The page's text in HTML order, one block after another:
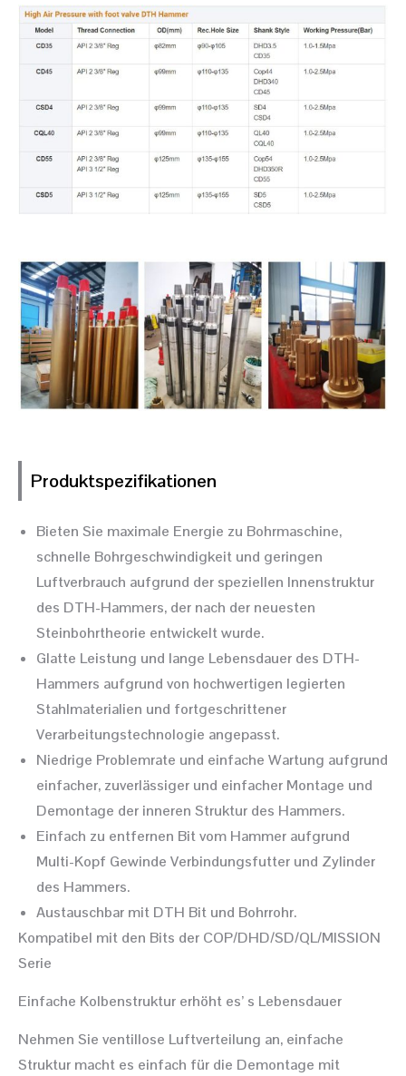
Produktspezifikationen
Bieten Sie maximale Energie zu Bohrmaschine,
schnelle Bohrgeschwindigkeit und geringen
Luftverbrauch aufgrund der speziellen Innenstruktur
des DTH-Hammers, der nach der neuesten
Steinbohrtheorie entwickelt wurde.
Glatte Leistung und lange Lebensdauer des DTH-
Hammers aufgrund von hochwertigen legierten
Stahlmaterialien und fortgeschrittener
Verarbeitungstechnologie angepasst.
Niedrige Problemrate und einfache Wartung aufgrund
einfacher, zuverlässiger und einfacher Montage und
Demontage der inneren Struktur des Hammers.
Einfach zu entfernen Bit vom Hammer aufgrund
Multi-Kopf Gewinde Verbindungsfutter und Zylinder
des Hammers.
Austauschbar mit DTH Bit und Bohrrohr.
Kompatibel mit den Bits der COP/DHD/SD/QL/MISSION
Serie
Einfache Kolbenstruktur erhöht es’ s Lebensdauer
Nehmen Sie ventillose Luftverteilung an, einfache
Struktur macht es einfach für die Demontage mit